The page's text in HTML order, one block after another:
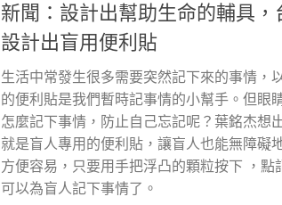
新聞：設計出幫助生命的輔具，
設計出盲用便利貼
生活中常發生很多需要突然記下來的事情，
的便利貼是我們暫時記事情的小幫手。但眼
怎麼記下事情，防止自己忘記呢？葉銘杰想
就是盲人專用的便利貼，讓盲人也能無障礙
方便容易，只要用手把浮凸的顆粒按下 ，點
可以為盲人記下事情了。